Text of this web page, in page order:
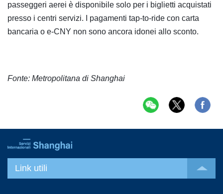
passeggeri aerei è disponibile solo per i biglietti acquistati
presso i centri servizi. I pagamenti tap-to-ride con carta
bancaria o e-CNY non sono ancora idonei allo sconto.
Fonte: Metropolitana di Shanghai
Link utili